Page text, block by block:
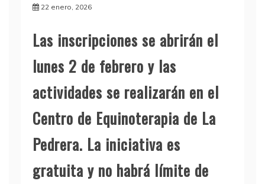
22 enero, 2026
Las inscripciones se abrirán el
lunes 2 de febrero y las
actividades se realizarán en el
Centro de Equinoterapia de La
Pedrera. La iniciativa es
gratuita y no habrá límite de